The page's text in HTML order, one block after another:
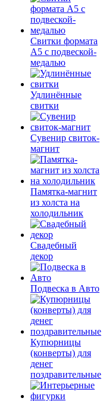
Свитки формата
А5 с подвеской-
медалью
Удлинённые
свитки
Сувенир свиток-
магнит
Памятка-магнит
из холста на
холодильник
Свадебный
декор
Подвеска в Авто
Купюрницы
(конверты) для
денег
поздравительные